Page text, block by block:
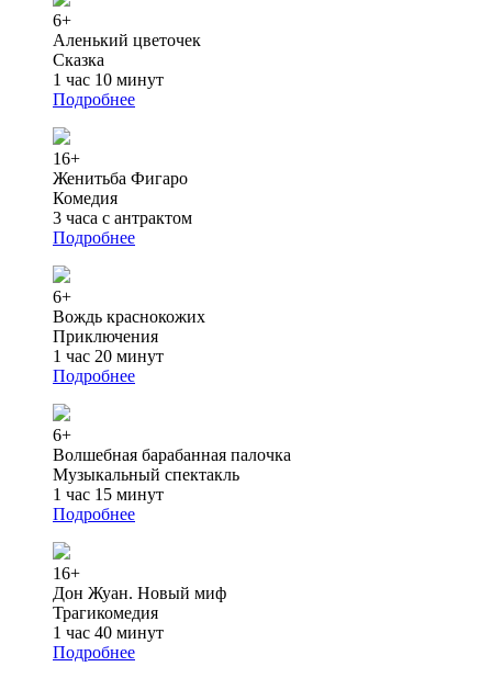
6+
Аленький цветочек
Сказка
1 час 10 минут
Подробнее
16+
Женитьба Фигаро
Комедия
3 часа с антрактом
Подробнее
6+
Вождь краснокожих
Приключения
1 час 20 минут
Подробнее
6+
Волшебная барабанная палочка
Музыкальный спектакль
1 час 15 минут
Подробнее
16+
Дон Жуан. Новый миф
Трагикомедия
1 час 40 минут
Подробнее